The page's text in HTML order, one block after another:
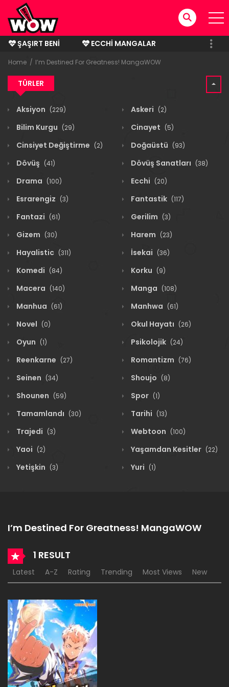
ŞAŞIRT BENI
ECCHI MANGALAR
BITMIŞ MANGALAR
Home I’m Destined For Greatness! MangaWOW
TÜRLER
Aksiyon (229) Askeri (2)
Bilim Kurgu (29) Cinayet (5)
Cinsiyet Değiştirme (2) Doğaüstü (93)
Dövüş (41) Dövüş Sanatları (38)
Drama (100) Ecchi (20)
Esrarengiz (3) Fantastik (117)
Fantazi (61) Gerilim (3)
Gizem (30) Harem (23)
Hayalistic (311) İsekai (36)
Komedi (84) Korku (9)
Macera (140) Manga (108)
Manhua (61) Manhwa (61)
Novel (0) Okul Hayatı (26)
Oyun (1) Psikolojik (24)
Reenkarne (27) Romantizm (76)
Seinen (34) Shoujo (8)
Shounen (59) Spor (1)
Tamamlandı (30) Tarihi (13)
Trajedi (3) Webtoon (100)
Yaoi (2) Yaşamdan Kesitler (22)
Yetişkin (3) Yuri (1)
I’m Destined For Greatness! MangaWOW
1 RESULT
Latest A-Z Rating Trending Most Views New